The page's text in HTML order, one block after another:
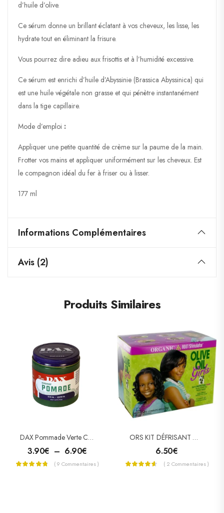
d’huile d’olive.
Ce sérum donne un brillant éclatant à vos cheveux, les lisse, les
hydrate tout en éliminant la frisure.
Vous pourrez dire adieu aux frisottis et à l’humidité excessive.
Ce sérum est enrichi d’huile d’Abyssinie (Brassica Abyssinica) qui
est une huile végétale non grasse et qui pénètre instantanément
dans la tige capillaire.
Mode d’emploi :
Appliquer une petite quantité de crème sur la paume de la main.
Frotter vos mains et appliquer uniformément sur les cheveux. Est
le compagnon idéal du fer à friser ou à lisser.
177 ml
Informations Complémentaires
Avis (2)
Produits Similaires
DAX Pommade Verte Cheveux Secs (Vegetable Oils)
3.90€ – 6.90€
( 9 Commentaires )
ORS KIT DÉFRISANT OLIVE OIL GIRLS
6.50€
( 2 Commentaires )